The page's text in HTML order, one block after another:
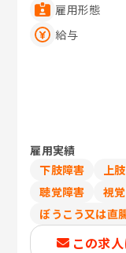
雇用形態
給与
雇用実績
下肢障害
上
聴覚障害
視
ぼうこう又は直
この求